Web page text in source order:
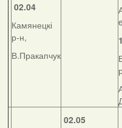
02.04
Камянецкі
р-н,
В.Пракапчук
02.05